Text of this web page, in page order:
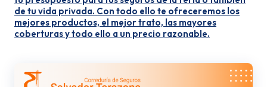
de tu vida privada. Con todo ello te ofreceremos los
mejores productos, el mejor trato, las mayores
coberturas y todo ello a un precio razonable.